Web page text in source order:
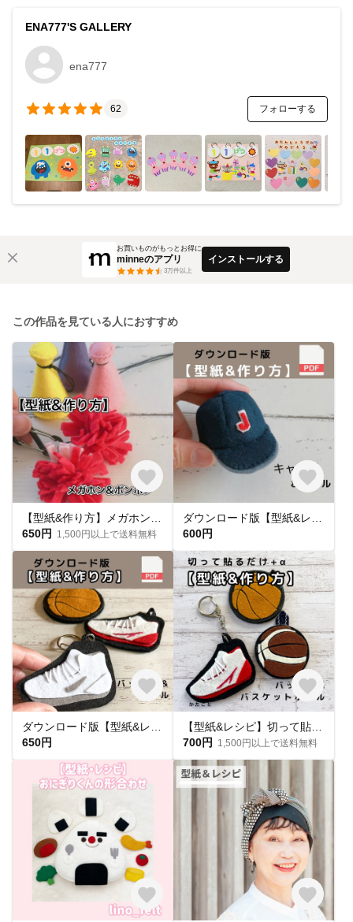
ENA777'S GALLERY
ena777
62 フォローする
お買いものがもっとお得に
minneのアプリ
3万件以上
インストールする
この作品を見ている人におすすめ
650円
1,500円以上で送料無料
600円
650円
700円
1,500円以上で送料無料